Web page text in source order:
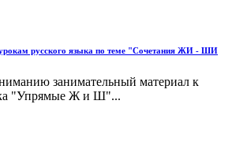
русского языка по теме "Сочетания ЖИ - ШИ
занимательный материал к
"Упрямые Ж и Ш"...